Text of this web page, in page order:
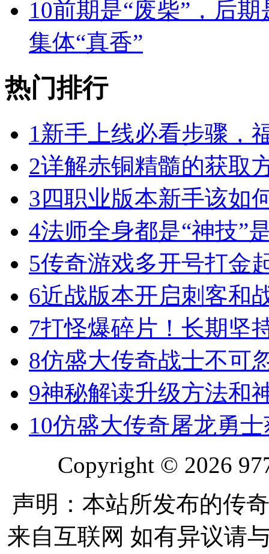
10前期是“废柴”，后
集体“真香”
热门排行
1新手上线必看步骤，
2详解赤铜精髓的获取
3 四职业版本新手该如
4法师全身都是“神技”
5传奇游戏多开号打金
6近战版本开启刺客和
7打怪爆碎片！长期坚
8仿盛大传奇战士不可
9神秘解读升级方法和
10仿盛大传奇屠龙勇
Copyright © 2026
声明：本站所发布的传
来自互联网 如有异议请